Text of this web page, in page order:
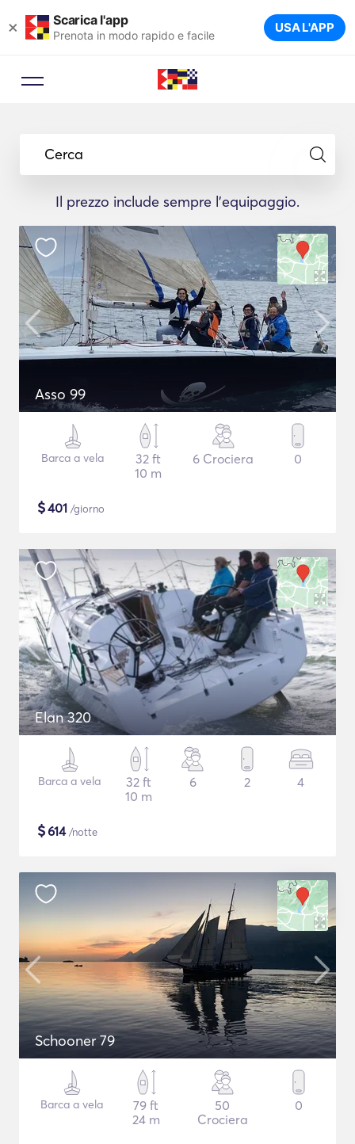
× Scarica l'app
Prenota in modo rapido e facile USA L'APP
Cerca
Il prezzo include sempre l'equipaggio.
Asso 99
Barca a vela
32 ft
10 m
6 Crociera 0
$401 /giorno
Elan 320
Barca a vela
32 ft
10 m
6 2 4
$614/notte
Schooner 79
Barca a vela
79 ft
24 m
50
Crociera
0